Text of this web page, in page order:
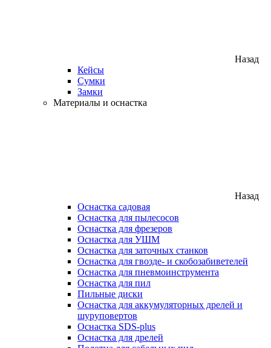
Назад
Кейсы
Сумки
Замки
Материалы и оснастка
Назад
Оснастка садовая
Оснастка для пылесосов
Оснастка для фрезеров
Оснастка для УШМ
Оснастка для заточных станков
Оснастка для гвозде- и скобозабиветелей
Оснастка для пневмоинструмента
Оснастка для пил
Пильные диски
Оснастка для аккумуляторных дрелей и
шуруповертов
Оснастка SDS-plus
Оснастка для дрелей